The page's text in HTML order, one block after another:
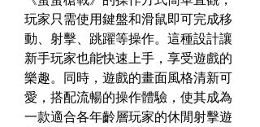
玩家只需使用鍵盤和滑鼠即可完成移
動、射擊、跳躍等操作。​這種設計讓
新手玩家也能快速上手，享受遊戲的
樂趣。​同時，遊戲的畫面風格清新可
愛，搭配流暢的操作體驗，使其成為
一款適合各年齡層玩家的休閒射擊遊